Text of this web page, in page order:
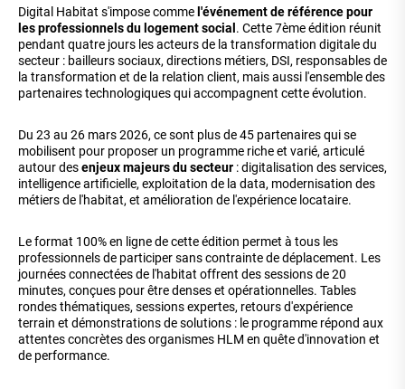
Digital Habitat s'impose comme l'événement de référence pour
les professionnels du logement social . Cette 7ème édition réunit
pendant quatre jours les acteurs de la transformation digitale du
secteur : bailleurs sociaux, directions métiers, DSI, responsables de
la transformation et de la relation client, mais aussi l'ensemble des
partenaires technologiques qui accompagnent cette évolution.
Du 23 au 26 mars 2026, ce sont plus de 45 partenaires qui se
mobilisent pour proposer un programme riche et varié, articulé
autour desenjeux majeurs du secteur : digitalisation des services,
intelligence artificielle, exploitation de la data, modernisation des
métiers de l'habitat, et amélioration de l'expérience locataire.
Le format 100% en ligne de cette édition permet à tous les
professionnels de participer sans contrainte de déplacement. Les
journées connectées de l'habitat offrent des sessions de 20
minutes, conçues pour être denses et opérationnelles. Tables
rondes thématiques, sessions expertes, retours d'expérience
terrain et démonstrations de solutions : le programme répond aux
attentes concrètes des organismes HLM en quête d'innovation et
de performance.